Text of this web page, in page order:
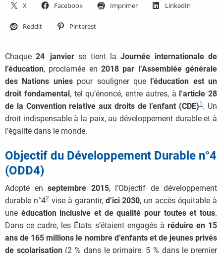
X Facebook Imprimer LinkedIn
Reddit Pinterest
Chaque24 janvierse tient laJournée internationale de
l’éducation, proclamée en 2018 par l’Assemblée générale
des Nations uniespour souligner que
l’éducation est un
droit fondamental , tel qu’énoncé, entre autres, à l’article 28
de la Convention relative aux droits de l’enfant (CDE)1 . Un
droit indispensable à la paix, au développement durable et à
l’égalité dans le monde.
Objectif du Développement Durable n°4
(ODD4)
Adopté en septembre 2015, l’Objectif de développement
durable n°42vise à garantir, d’ici 2030, un accès équitable à
une éducation inclusive et de qualité pour toutes et tous.
Dans ce cadre, les États s’étaient engagés à réduire en 15
ans de 165 millions le nombre d’enfants et de jeunes privés
de scolarisation(2 % dans le primaire, 5 % dans le premier